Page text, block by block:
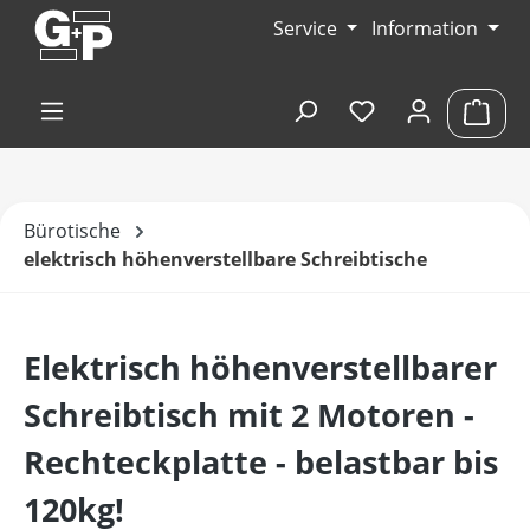
Zum Hauptinhalt springen Service Information
Du hast 0
Bürotische
elektrisch höhenverstellbare Schreibtische
Elektrisch höhenverstellbarer
Schreibtisch mit 2 Motoren -
Rechteckplatte - belastbar bis
120kg!